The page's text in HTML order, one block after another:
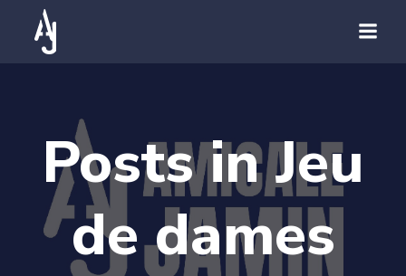
Posts in Jeu
de dames